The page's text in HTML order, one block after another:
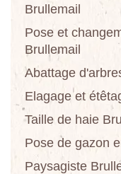
Brullemail
Pose et
Brullemail
Abattage
Elagage et
Taille de haie
Pose de gazon
Paysagiste